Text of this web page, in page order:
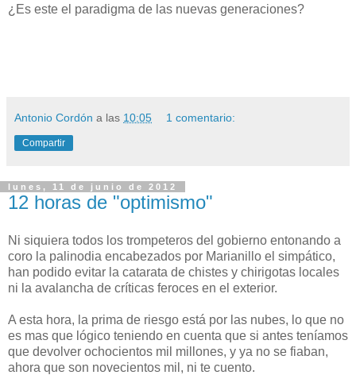
¿Es este el paradigma de las nuevas generaciones?
Antonio Cordón a las 10:05 1 comentario:
Compartir
lunes, 11 de junio de 2012
12 horas de "optimismo"
Ni siquiera todos los trompeteros del gobierno entonando a
coro la palinodia encabezados por Marianillo el simpático,
han podido evitar la catarata de chistes y chirigotas locales
ni la avalancha de críticas feroces en el exterior.
A esta hora, la prima de riesgo está por las nubes, lo que no
es mas que lógico teniendo en cuenta que si antes teníamos
que devolver ochocientos mil millones, y ya no se fiaban,
ahora que son novecientos mil, ni te cuento.